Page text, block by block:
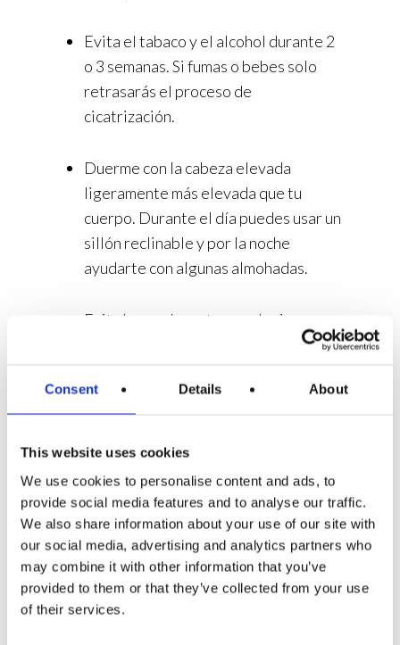
Consent Details About
This website uses cookies
We use cookies to personalise content and ads, to
provide social media features and to analyse our traffic.
We also share information about your use of our site with
our social media, advertising and analytics partners who
may combine it with other information that you’ve
provided to them or that they’ve collected from your use
of their services.
Evita el tabaco y el alcohol durante 2
o 3 semanas. Si fumas o bebes solo
retrasarás el proceso de
cicatrización.
Duerme con la cabeza elevada
ligeramente más elevada que tu
cuerpo. Durante el día puedes usar un
sillón reclinable y por la noche
ayudarte con algunas almohadas.
Evita hacer deporte y cualquier
días antes de volver a practicarlo.
La higiene dental tras
una cirugía de implantes
dentales
Mantener una correcta higiene dental es
fundamental durante el post operatorio,
pero hay que cuidar que esto no interfiera
en la recuperación y el cierre de heridas.